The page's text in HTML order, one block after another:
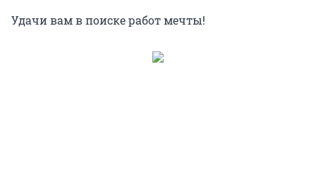
Удачи вам в поиске работ мечты!